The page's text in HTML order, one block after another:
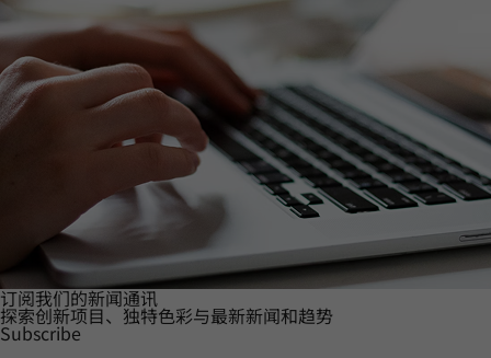
订阅我们的新闻通讯
探索创新项目、独特色彩与最新新闻和趋势
Subscribe